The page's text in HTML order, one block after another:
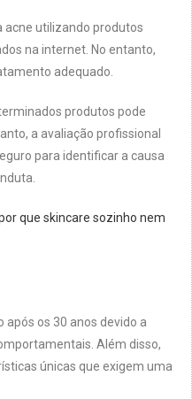
acne utilizando produtos
na internet. No entanto,
adequado.
produtos pode
a avaliação profissional
para identificar a causa
que skincare sozinho nem
após os 30 anos devido a
Além disso,
únicas que exigem uma